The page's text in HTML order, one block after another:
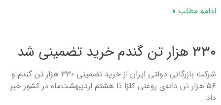
ادامه مطلب »
۳۳۰ هزار تن گندم خرید تضمینی شد
شرکت بازرگانی دولتی ایران از خرید تضمینی ۳۳۰ هزار تن گندم و
۵۶ هزار تن دانه‌ی روغنی کلزا تا هشتم اردیبهشت‌ماه در کشور خبر
داد.